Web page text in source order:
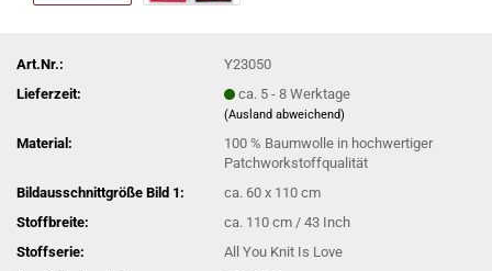
Art.Nr.:
Y23050
Lieferzeit:
ca. 5 - 8 Werktage
(Ausland abweichend)
Material:
100 % Baumwolle in hochwertiger
Patchworkstoffqualität
Bildausschnittgröße Bild 1:
ca. 60 x 110 cm
Stoffbreite:
ca. 110 cm / 43 Inch
Stoffserie:
All You Knit Is Love